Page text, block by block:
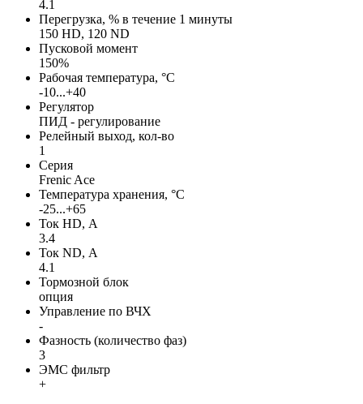
4.1
Перегрузка, % в течение 1 минуты
150 HD, 120 ND
Пусковой момент
150%
Рабочая температура, °С
-10...+40
Регулятор
ПИД - регулирование
Релейный выход, кол-во
1
Серия
Frenic Ace
Температура хранения, °С
-25...+65
Ток HD, А
3.4
Ток ND, А
4.1
Тормозной блок
опция
Управление по ВЧХ
-
Фазность (количество фаз)
3
ЭМС фильтр
+